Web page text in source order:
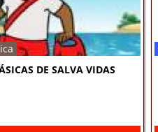
DE SALVA VIDAS